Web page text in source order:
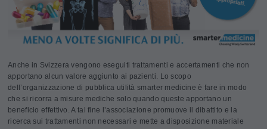
Anche in Svizzera vengono eseguiti trattamenti e accertamenti che non
apportano alcun valore aggiunto ai pazienti. Lo scopo
dell’organizzazione di pubblica utilità smarter medicine è fare in modo
che si ricorra a misure mediche solo quando queste apportano un
beneficio effettivo. A tal fine l’associazione promuove il dibattito e la
ricerca sui trattamenti non necessari e mette a disposizione materiale